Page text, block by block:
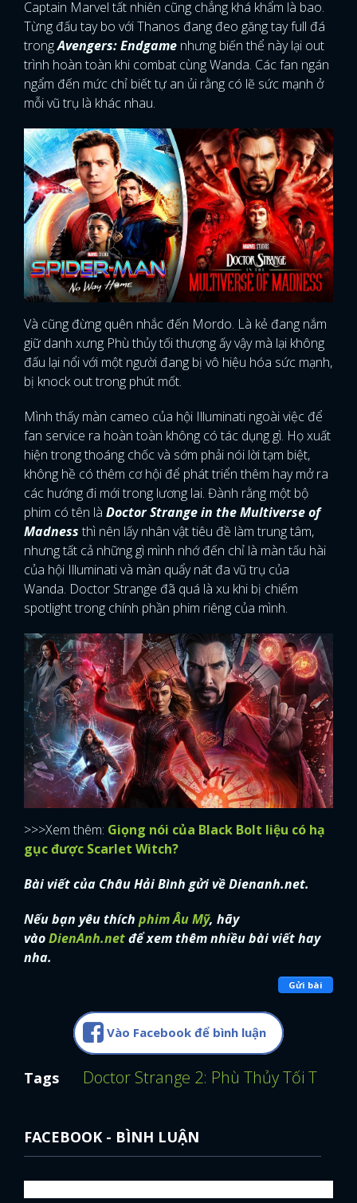
Captain Marvel tất nhiên cũng chẳng khá khẩm là bao.
Từng đấu tay bo với Thanos đang đeo găng tay full đá
trongAvengers: Endgame nhưng biến thể này lại out
trình hoàn toàn khi combat cùng Wanda. Các fan ngán
ngẩm đến mức chỉ biết tự an ủi rằng có lẽ sức mạnh ở
mỗi vũ trụ là khác nhau.
Và cũng đừng quên nhắc đến Mordo. Là kẻ đang nắm
giữ danh xưng Phù thủy tối thượng ấy vậy mà lại không
đấu lại nổi với một người đang bị vô hiệu hóa sức mạnh,
bị knock out trong phút mốt.
Mình thấy màn cameo của hội Illuminati ngoài việc để
fan service ra hoàn toàn không có tác dụng gì. Họ xuất
hiện trong thoáng chốc và sớm phải nói lời tạm biệt,
không hề có thêm cơ hội để phát triển thêm hay mở ra
các hướng đi mới trong lương lai. Đành rằng một bộ
phim có tên là Doctor Strange in the Multiverse of
Madness thì nên lấy nhân vật tiêu đề làm trung tâm,
nhưng tất cả những gì mình nhớ đến chỉ là màn tấu hài
của hội Illuminati và màn quẩy nát đa vũ trụ của
Wanda. Doctor Strange đã quá là xu khi bị chiếm
spotlight trong chính phần phim riêng của mình.
>>>Xem thêm: Giọng nói của Black Bolt liệu có hạ
gục được Scarlet Witch?
Bài viết của Châu Hải Bình gửi về Dienanh.net.
Nếu bạn yêu thích phim Âu Mỹ, hãy
vàoDienAnh.netđể xem thêm nhiều bài viết hay
nha.
Gửi bài
Vào Facebook để bình luận
Tags Doctor Strange 2: Phù Thủy Tối
FACEBOOK - BÌNH LUẬN